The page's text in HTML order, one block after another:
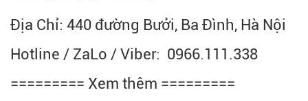
Địa Chỉ: 440 đường Bưởi, Ba Đình, Hà Nội
Hotline / ZaLo / Viber: 0966.111.338
========= Xem thêm =========